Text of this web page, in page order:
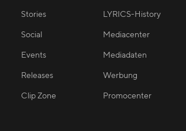
Stories
Social
Events
Releases
Clip Zone
LYRICS-History
Mediacenter
Mediadaten
Werbung
Promocenter